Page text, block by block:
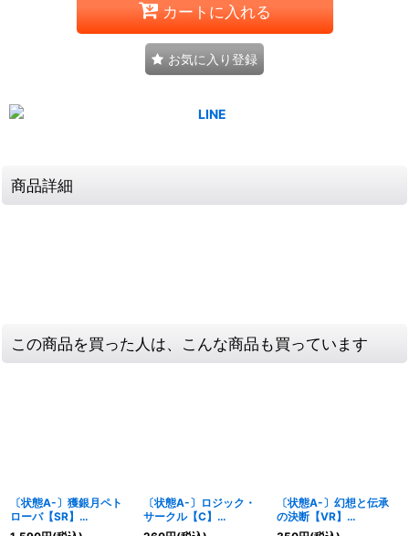
カートに入れる
お気に入り登録
商品詳細
この商品を買った人は、こんな商品も買っています
〔状態A-〕獲銀月ペト
ローバ【SR】
{25RP2SP2/SP5}
〔状態A-〕ロジック・
サークル【C】
{EX0364/69}《光》
〔状態A-〕幻想と伝承
の決断【VR】
{23RP28/74}《多》